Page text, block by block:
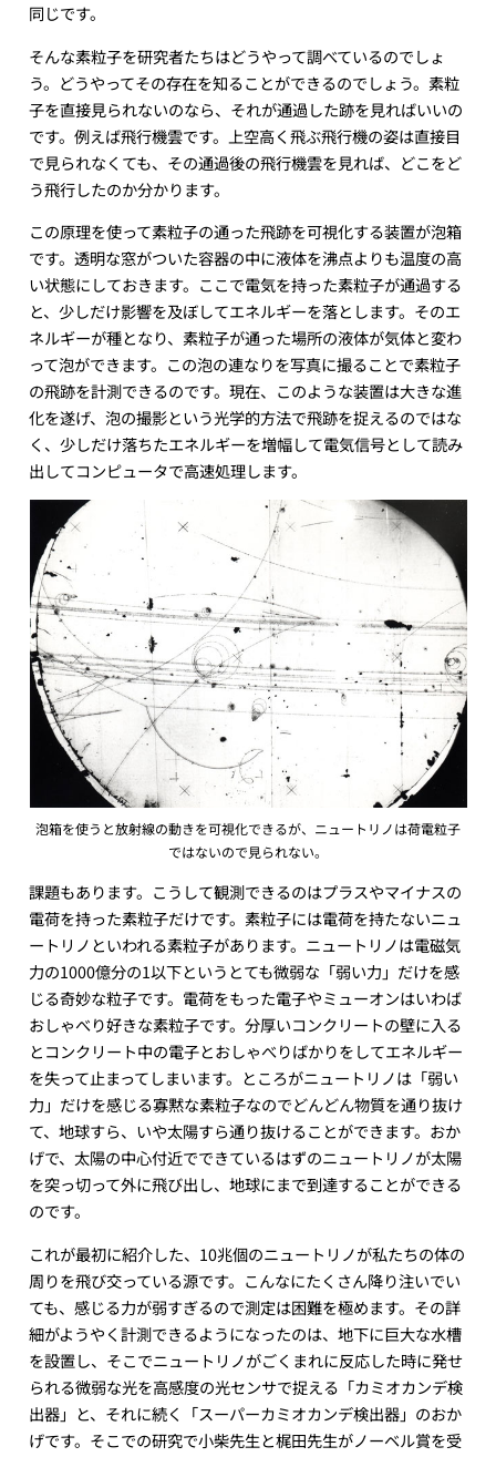
同じです。
そんな素粒子を研究者たちはどうやって調べているのでしょ
う。どうやってその存在を知ることができるのでしょう。素粒
子を直接見られないのなら、それが通過した跡を見ればいいの
です。例えば飛行機雲です。上空高く飛ぶ飛行機の姿は直接目
で見られなくても、その通過後の飛行機雲を見れば、どこをど
う飛行したのか分かります。
この原理を使って素粒子の通った飛跡を可視化する装置が泡箱
です。透明な窓がついた容器の中に液体を沸点よりも温度の高
い状態にしておきます。ここで電気を持った素粒子が通過する
と、少しだけ影響を及ぼしてエネルギーを落とします。そのエ
ネルギーが種となり、素粒子が通った場所の液体が気体と変わ
って泡ができます。この泡の連なりを写真に撮ることで素粒子
の飛跡を計測できるのです。現在、このような装置は大きな進
化を遂げ、泡の撮影という光学的方法で飛跡を捉えるのではな
く、少しだけ落ちたエネルギーを増幅して電気信号として読み
出してコンピュータで高速処理します。
泡箱を使うと放射線の動きを可視化できるが、ニュートリノは荷電粒子
ではないので見られない。
課題もあります。こうして観測できるのはプラスやマイナスの
電荷を持った素粒子だけです。素粒子には電荷を持たないニュ
ートリノといわれる素粒子があります。ニュートリノは電磁気
力の1000億分の1以下というとても微弱な「弱い力」だけを感
じる奇妙な粒子です。電荷をもった電子やミューオンはいわば
おしゃべり好きな素粒子です。分厚いコンクリートの壁に入る
とコンクリート中の電子とおしゃべりばかりをしてエネルギー
を失って止まってしまいます。ところがニュートリノは「弱い
力」だけを感じる寡黙な素粒子なのでどんどん物質を通り抜け
て、地球すら、いや太陽すら通り抜けることができます。おか
げで、太陽の中心付近でできているはずのニュートリノが太陽
を突っ切って外に飛び出し、地球にまで到達することができる
のです。
これが最初に紹介した、10兆個のニュートリノが私たちの体の
周りを飛び交っている源です。こんなにたくさん降り注いでい
ても、感じる力が弱すぎるので測定は困難を極めます。その詳
細がようやく計測できるようになったのは、地下に巨大な水槽
を設置し、そこでニュートリノがごくまれに反応した時に発せ
られる微弱な光を高感度の光センサで捉える「カミオカンデ検
出器」と、それに続く「スーパーカミオカンデ検出器」のおか
げです。そこでの研究で小柴先生と梶田先生がノーベル賞を受